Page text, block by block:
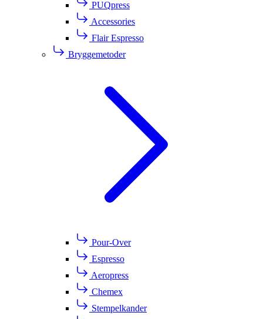
PUQpress
Accessories
Flair Espresso
Bryggemetoder
Pour-Over
Espresso
Aeropress
Chemex
Stempelkander